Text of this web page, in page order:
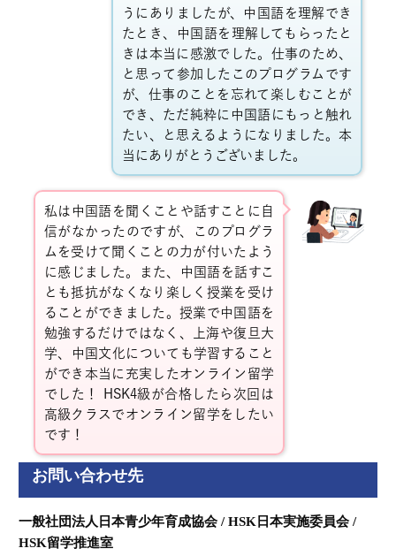
うにありましたが、中国語を理解でき
たとき、中国語を理解してもらったと
きは本当に感激でした。仕事のため、
と思って参加したこのプログラムです
が、仕事のことを忘れて楽しむことが
でき、ただ純粋に中国語にもっと触れ
たい、と思えるようになりました。本
当にありがとうございました。
私は中国語を聞くことや話すことに自
信がなかったのですが、このプログラ
ムを受けて聞くことの力が付いたよう
に感じました。また、中国語を話すこ
とも抵抗がなくなり楽しく授業を受け
ることができました。授業で中国語を
勉強するだけではなく、上海や復旦大
学、中国文化についても学習すること
ができ本当に充実したオンライン留学
でした！
HSK4級が合格したら次回は
高級クラスでオンライン留学をしたい
です！
お問い合わせ先
一般社団法人日本青少年育成協会 /HSK日本実施委員会 /
HSK留学推進室